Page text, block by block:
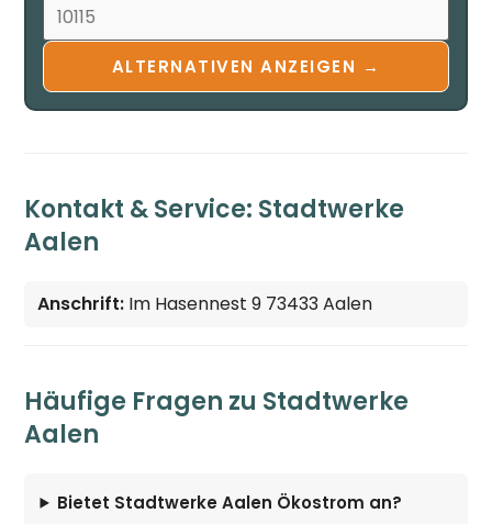
ALTERNATIVEN ANZEIGEN →
Kontakt & Service: Stadtwerke
Aalen
Anschrift: Im Hasennest 9 73433 Aalen
Häufige Fragen zu Stadtwerke
Aalen
Bietet Stadtwerke Aalen Ökostrom an?